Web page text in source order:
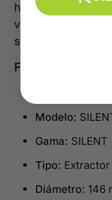
humidistato o
versiones en
seguridad 1
Ficha rápida
Modelo:
Gama: SILENT
Tipo: Extractor
Diámetro: 146